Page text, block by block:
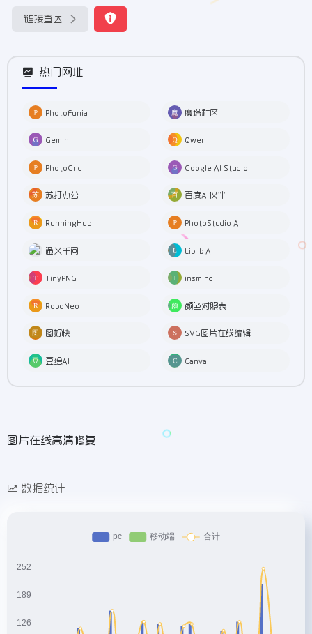
链接直达
热门网址
PhotoFunia 魔塔社区
Gemini Qwen
PhotoGrid Google AI Studio
苏打办公 百度AI伙伴
RunningHub PhotoStudio AI
通义千问 Liblib AI
TinyPNG insmind
RoboNeo 颜色对照表
图好快 SVG图片在线编辑
豆绘AI Canva
图片在线高清修复
数据统计